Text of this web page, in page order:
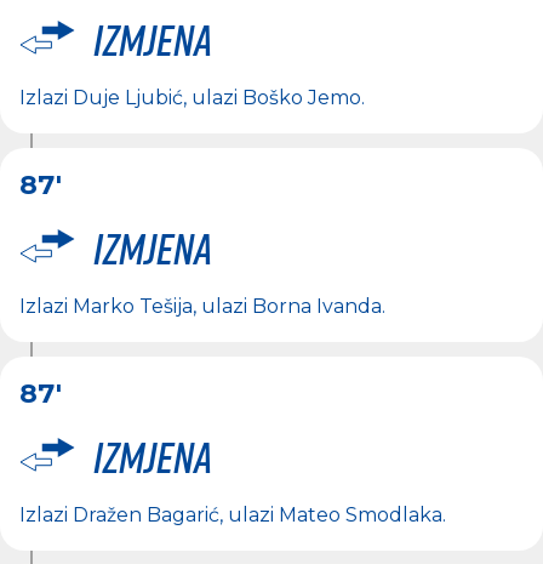
Izmjena
Izlazi Duje Ljubić, ulazi Boško Jemo.
87'
Izmjena
Izlazi Marko Tešija, ulazi Borna Ivanda.
87'
Izmjena
Izlazi Dražen Bagarić, ulazi Mateo Smodlaka.